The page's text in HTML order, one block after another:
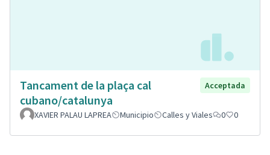
Tancament de la plaça cal
cubano/catalunya
Acceptada
XAVIER PALAU LAPREA Municipio Calles y Viales 0 0